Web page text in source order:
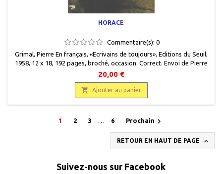
HORACE
Commentaire(s): 0
Grimal, Pierre En français, «Ecrivains de toujours» , Editions du Seuil,
1958, 12 x 18, 192 pages, broché, occasion. Correct. Envoi de Pierre
Grimal. Bibliothèque de Monsieur Noiville.
20,00 €
 Ajouter au panier
1 2 3 … 6 Prochain 
RETOUR EN HAUT DE PAGE 
Suivez-nous sur Facebook